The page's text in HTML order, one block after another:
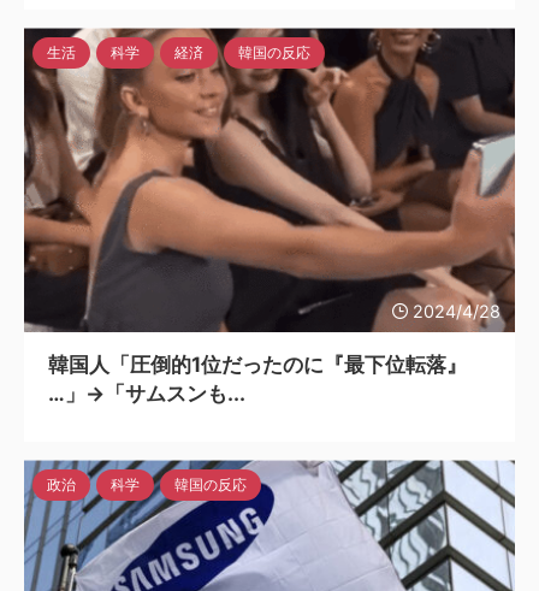
2024/4/28
生活 科学 経済 韓国の反応
韓国人「圧倒的1位だったのに『最下位転落』
…」→「サムスンも...
政治 科学 韓国の反応